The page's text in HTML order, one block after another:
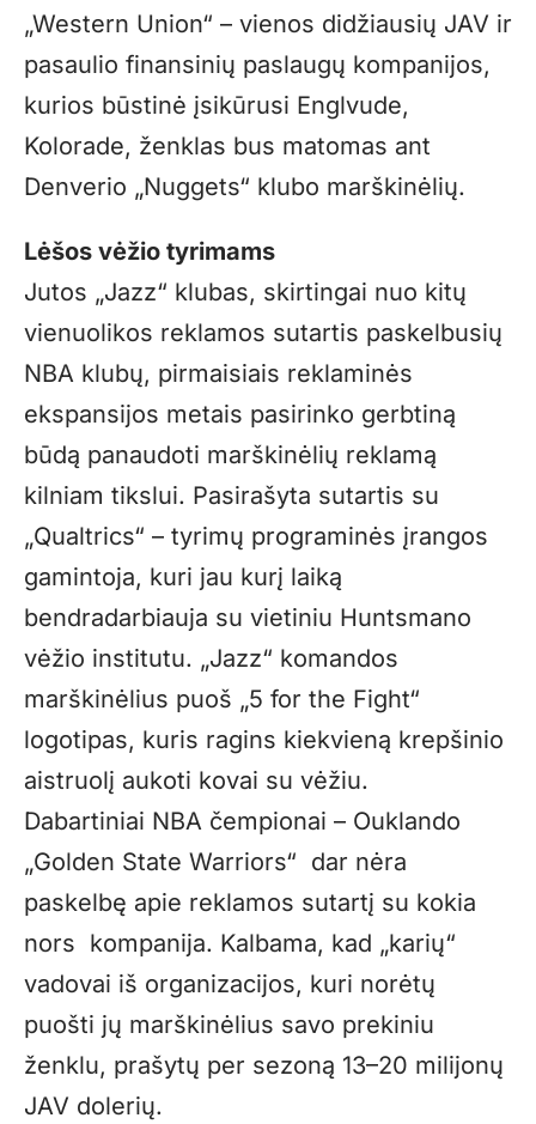
„Western Union“ – vienos didžiausių JAV ir
pasaulio finansinių paslaugų kompanijos,
kurios būstinė įsikūrusi Englvude,
Kolorade, ženklas bus matomas ant
Denverio „Nuggets“ klubo marškinėlių.
Lėšos vėžio tyrimams
Jutos „Jazz“ klubas, skirtingai nuo kitų
vienuolikos reklamos sutartis paskelbusių
NBA klubų, pirmaisiais reklaminės
ekspansijos metais pasirinko gerbtiną
būdą panaudoti marškinėlių reklamą
kilniam tikslui. Pasirašyta sutartis su
„Qualtrics“ – tyrimų programinės įrangos
gamintoja, kuri jau kurį laiką
bendradarbiauja su vietiniu Huntsmano
vėžio institutu. „Jazz“ komandos
marškinėlius puoš „5 for the Fight“
logotipas, kuris ragins kiekvieną krepšinio
aistruolį aukoti kovai su vėžiu.
Dabartiniai NBA čempionai – Ouklando
„Golden State Warriors“ dar nėra
paskelbę apie reklamos sutartį su kokia
nors kompanija. Kalbama, kad „karių“
vadovai iš organizacijos, kuri norėtų
puošti jų marškinėlius savo prekiniu
ženklu, prašytų per sezoną 13–20 milijonų
JAV dolerių.